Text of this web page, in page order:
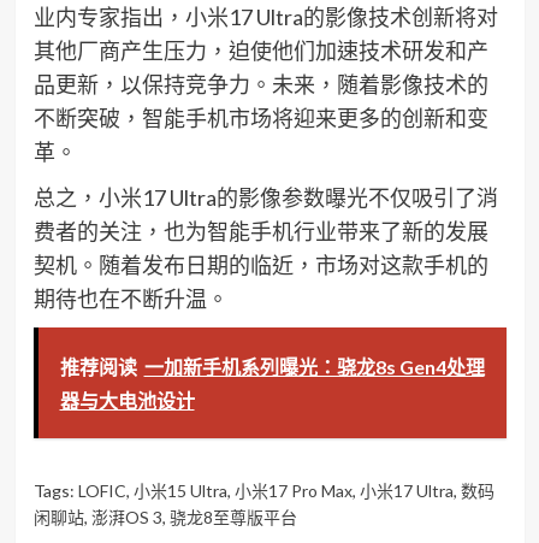
业内专家指出，小米17 Ultra的影像技术创新将对
其他厂商产生压力，迫使他们加速技术研发和产
品更新，以保持竞争力。未来，随着影像技术的
不断突破，智能手机市场将迎来更多的创新和变
革。
总之，小米17 Ultra的影像参数曝光不仅吸引了消
费者的关注，也为智能手机行业带来了新的发展
契机。随着发布日期的临近，市场对这款手机的
期待也在不断升温。
推荐阅读 一加新手机系列曝光：骁龙8s Gen4处理
器与大电池设计
Tags: LOFIC, 小米15 Ultra, 小米17 Pro Max, 小米17 Ultra, 数码
闲聊站, 澎湃OS 3, 骁龙8至尊版平台